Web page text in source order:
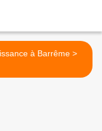
Naissance à Barrême >